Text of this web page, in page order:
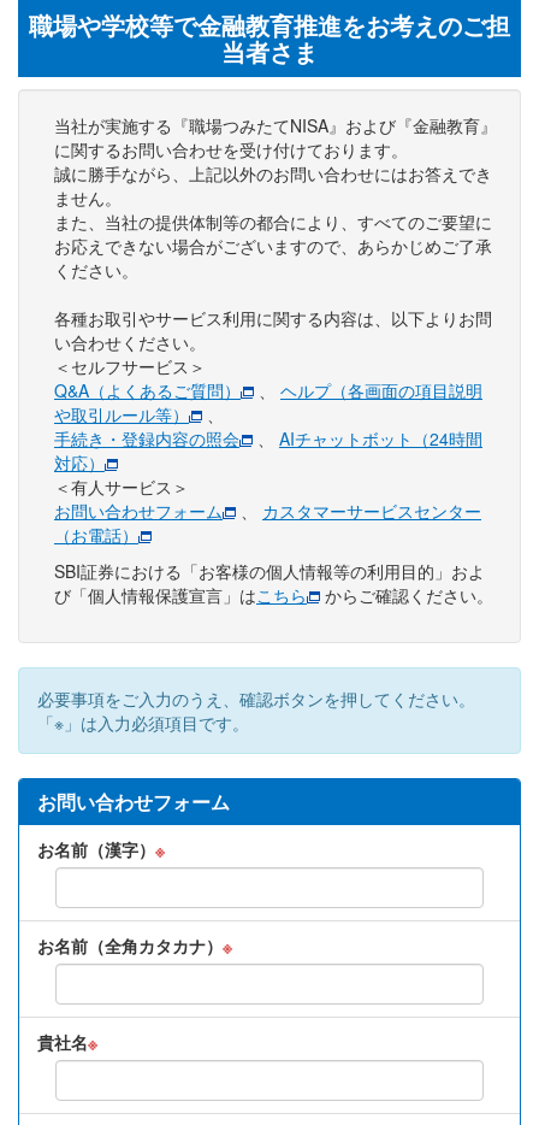
職場や学校等で金融教育推進をお考えのご担
当者さま
当社が実施する『職場つみたてNISA』および『金融教育』
に関するお問い合わせを受け付けております。
誠に勝手ながら、上記以外のお問い合わせにはお答えでき
ません。
また、当社の提供体制等の都合により、すべてのご要望に
お応えできない場合がございますので、あらかじめご了承
ください。
各種お取引やサービス利用に関する内容は、以下よりお問
い合わせください。
＜セルフサービス＞
Q&A（よくあるご質問）
、 ヘルプ（各画面の項目説明
や取引ルール等）
、
手続き・登録内容の照会
、 AIチャットボット（24時間
対応）
＜有人サービス＞
お問い合わせフォーム
、 カスタマーサービスセンター
（お電話）
SBI証券における「お客様の個人情報等の利用目的」およ
び「個人情報保護宣言」はこちら からご確認ください。
必要事項をご入力のうえ、確認ボタンを押してください。
「※」は入力必須項目です。
お問い合わせフォーム
お名前（漢字） ※
お名前（全角カタカナ） ※
貴社名※